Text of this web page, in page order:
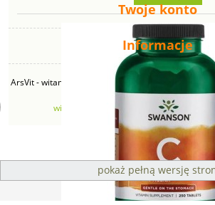
Twoje konto
Informacje
ArsVit - witaminyswanson.pl | ul. Zimowa 49B, 43-
NIP: 6381219140 | REGON:
witaminyswanson@gmail.com| Telefon:
pokaż pełną wersję
Sklep internetowy Shoper